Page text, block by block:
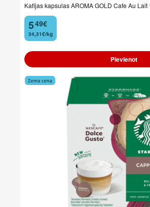
Kafijas kapsulas AROMA GOLD Cafe Au Lait
5
. 49€
34,31€/kg
Pievienot